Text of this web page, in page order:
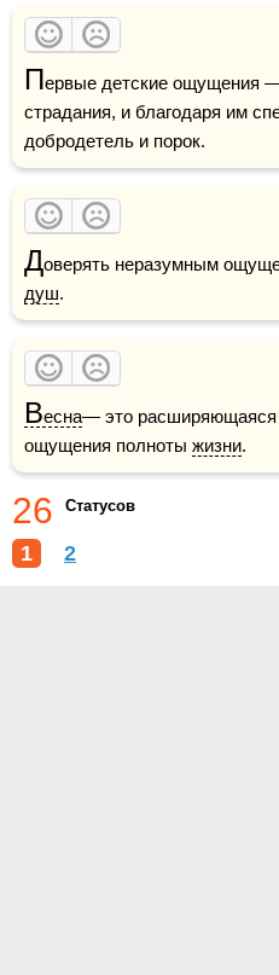
Первые детские ощущения
страдания, и благодаря им
добродетель и порок.
Д
душ.
Весна— это расширяющаяся
ощущения полноты жизни.
26 Статусов
1 2